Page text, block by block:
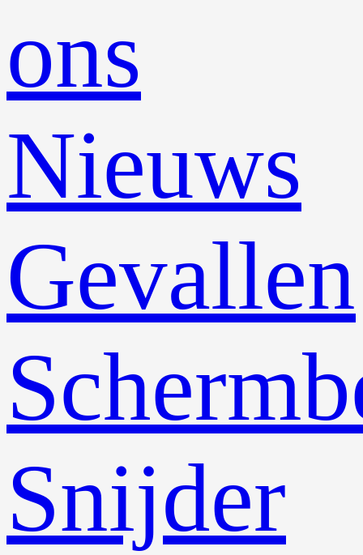
ons
Nieuws
Gevallen
Snijder